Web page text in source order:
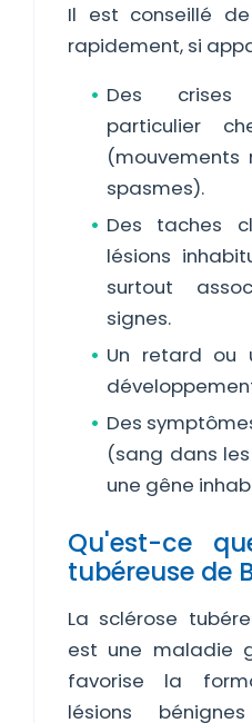
Il est conseillé
rapidement, si
Des crises
particulier
(mouvements
spasmes).
Des taches
lésions
surtout
signes.
Un retard ou
Des
(sang dans
une gêne
Qu'est-ce
tubéreuse de
La sclérose
est une maladie
favorise la
lésions